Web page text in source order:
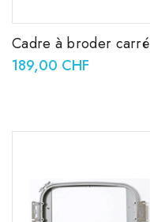
Cadre à broder carré
200 x 200 mm
PRPQF200
189,00 CHF